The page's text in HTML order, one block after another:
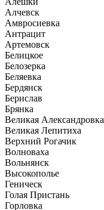
Алчевск
Амвросиевка
Антрацит
Артемовск
Белицкое
Белозерка
Беляевка
Бердянск
Берислав
Брянка
Великая Александровка
Великая Лепитиха
Верхний Рогачик
Волноваха
Вольнянск
Высокополье
Геническ
Голая Пристань
Горловка